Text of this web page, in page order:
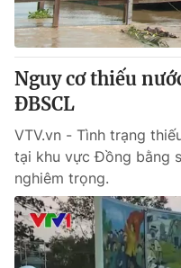
VTV4
VTV9
Liên hệ tòa soạn
THỜI BÁO VTV
Nguy cơ thiếu
ĐBSCL
VTV.vn - Tình trạng
tại khu vực Đồng bằng
nghiêm trọng.